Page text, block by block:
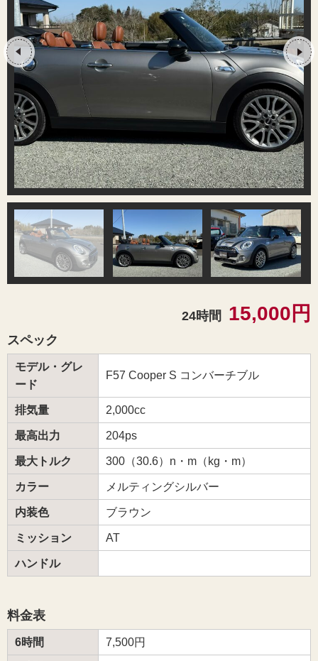
24時間 15,000円
スペック
モデル・グレ
ード
F57 Cooper S コンバーチブル
排気量 2,000cc
最高出力 204ps
最大トルク 300（30.6）n・m（kg・m）
カラー メルティングシルバー
内装色 ブラウン
ミッション AT
ハンドル
料金表
6時間 7,500円